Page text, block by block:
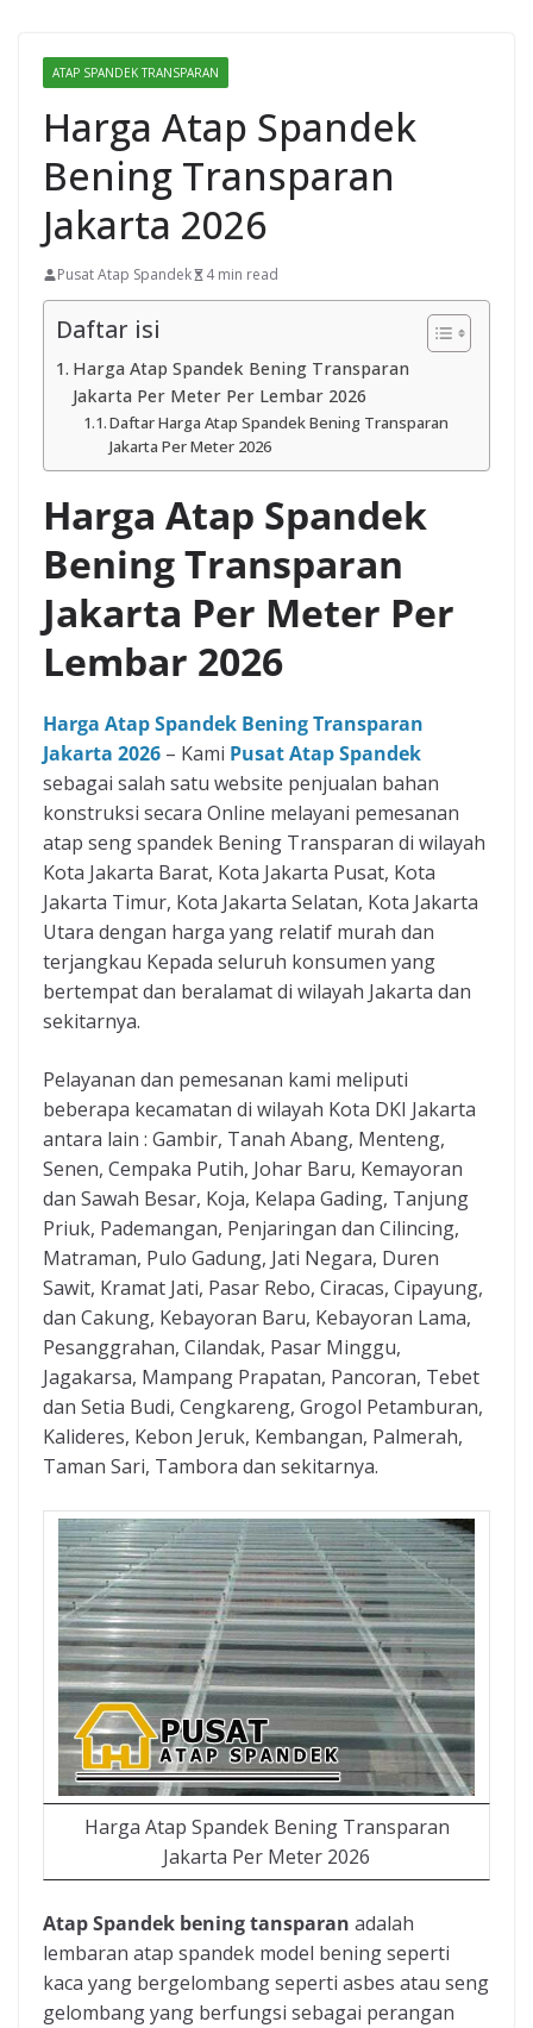
ATAP SPANDEK TRANSPARAN
Harga Atap Spandek
Bening Transparan
Jakarta 2026
Pusat Atap Spandek 4 min read
Daftar isi
Harga Atap Spandek Bening Transparan
Jakarta Per Meter Per Lembar 2026
Daftar Harga Atap Spandek Bening Transparan
Jakarta Per Meter 2026
Harga Atap Spandek
Bening Transparan
Jakarta Per Meter Per
Lembar 2026
Harga Atap Spandek Bening Transparan
Jakarta 2026 – Kami Pusat Atap Spandek
sebagai salah satu website penjualan bahan
konstruksi secara Online melayani pemesanan
atap seng spandek Bening Transparan di wilayah
Kota Jakarta Barat, Kota Jakarta Pusat, Kota
Jakarta Timur, Kota Jakarta Selatan, Kota Jakarta
Utara dengan harga yang relatif murah dan
terjangkau Kepada seluruh konsumen yang
bertempat dan beralamat di wilayah Jakarta dan
sekitarnya.
Pelayanan dan pemesanan kami meliputi
beberapa kecamatan di wilayah Kota DKI Jakarta
antara lain : Gambir, Tanah Abang, Menteng,
Senen, Cempaka Putih, Johar Baru, Kemayoran
dan Sawah Besar, Koja, Kelapa Gading, Tanjung
Priuk, Pademangan, Penjaringan dan Cilincing,
Matraman, Pulo Gadung, Jati Negara, Duren
Sawit, Kramat Jati, Pasar Rebo, Ciracas, Cipayung,
dan Cakung, Kebayoran Baru, Kebayoran Lama,
Pesanggrahan, Cilandak, Pasar Minggu,
Jagakarsa, Mampang Prapatan, Pancoran, Tebet
dan Setia Budi, Cengkareng, Grogol Petamburan,
Kalideres, Kebon Jeruk, Kembangan, Palmerah,
Taman Sari, Tambora dan sekitarnya.
Harga Atap Spandek Bening Transparan
Jakarta Per Meter 2026
Atap Spandek bening tansparan adalah
lembaran atap spandek model bening seperti
kaca yang bergelombang seperti asbes atau seng
gelombang yang berfungsi sebagai perangan